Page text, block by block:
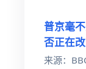
普京毫
否正在
来源：